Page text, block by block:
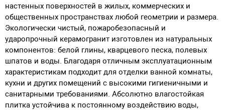
настенных поверхностей в жилых, коммерческих и
общественных пространствах любой геометрии и размера.
Экологически чистый, пожаробезопасный и
ударопрочный керамогранит изготовлен из натуральных
компонентов: белой глины, кварцевого песка, полевых
шпатов и воды. Благодаря отличным эксплуатационным
характеристикам подходит для отделки ванной комнаты,
кухни и других помещений с высокими гигиеничными и
санитарными требованиями. Абсолютно влагостойкая
плитка устойчива к постоянному воздействию воды,